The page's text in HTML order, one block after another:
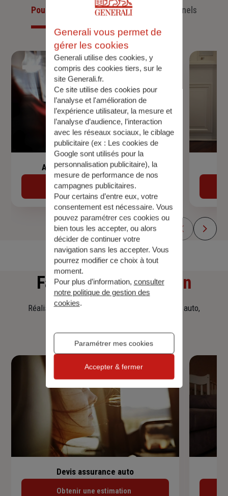
Pour les particuliersPour les professionnels
Assurance de prêt immobilier
Découvrir
Faitesune simulation
Réalisez une simulation tarifaire d'assurance, auto,
Devis assurance auto
Obtenir une estimation
Generali vous permet de
gérer les cookies
Generali utilise des cookies, y
compris des cookies tiers, sur le
site Generali.fr.
Ce site utilise des cookies pour
l’analyse et l'amélioration de
l’expérience utilisateur, la mesure et
l’analyse d’audience, l’interaction
avec les réseaux sociaux, le ciblage
publicitaire (ex : Les cookies de
Google sont utilisés pour la
personnalisation publicitaire), la
mesure de performance de nos
campagnes publicitaires.
Pour certains d’entre eux, votre
consentement est nécessaire. Vous
pouvez paramétrer ces cookies ou
bien tous les accepter, ou alors
décider de continuer votre
navigation sans les accepter. Vous
pourrez modifier ce choix à tout
moment.
Pour plus d’information, consulter
notre politique de gestion des
cookies.
Paramétrer mes cookies
Accepter & fermer